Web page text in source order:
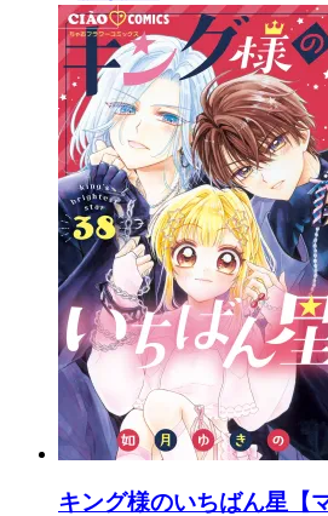
キング様のいちばん星【